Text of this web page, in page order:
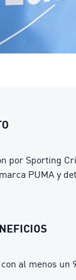
por Sporting
PUMA y
al menos un